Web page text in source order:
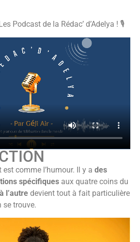
Podcast de la Rédac’ d’Adelya ! 🎙️
comme l’humour. Il y a des
spécifiques aux quatre coins du
l’autre devient tout à fait particulière
se trouve.